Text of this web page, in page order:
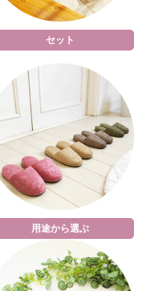
セット
用途から選ぶ